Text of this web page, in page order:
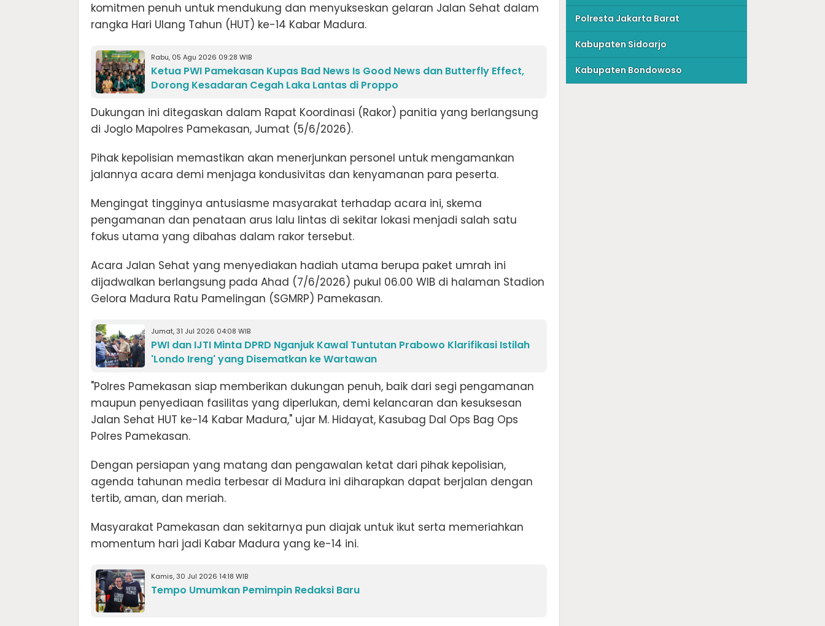
komitmen penuh untuk mendukung dan menyukseskan gelaran Jalan Sehat dalam
rangka Hari Ulang Tahun (HUT) ke-14 Kabar Madura.
Rabu, 05 Agu 2026 09:28 WIB
Ketua PWI Pamekasan Kupas Bad News Is Good News dan Butterfly Effect,
Dorong Kesadaran Cegah Laka Lantas di Proppo
Dukungan ini ditegaskan dalam Rapat Koordinasi (Rakor) panitia yang berlangsung
di Joglo Mapolres Pamekasan, Jumat (5/6/2026).
Pihak kepolisian memastikan akan menerjunkan personel untuk mengamankan
jalannya acara demi menjaga kondusivitas dan kenyamanan para peserta.
Mengingat tingginya antusiasme masyarakat terhadap acara ini, skema
pengamanan dan penataan arus lalu lintas di sekitar lokasi menjadi salah satu
fokus utama yang dibahas dalam rakor tersebut.
Acara Jalan Sehat yang menyediakan hadiah utama berupa paket umrah ini
dijadwalkan berlangsung pada Ahad (7/6/2026) pukul 06.00 WIB di halaman Stadion
Gelora Madura Ratu Pamelingan (SGMRP) Pamekasan.
Jumat, 31 Jul 2026 04:08 WIB
PWI dan IJTI Minta DPRD Nganjuk Kawal Tuntutan Prabowo Klarifikasi Istilah
'Londo Ireng' yang Disematkan ke Wartawan
"Polres Pamekasan siap memberikan dukungan penuh, baik dari segi pengamanan
maupun penyediaan fasilitas yang diperlukan, demi kelancaran dan kesuksesan
Jalan Sehat HUT ke-14 Kabar Madura," ujar M. Hidayat, Kasubag Dal Ops Bag Ops
Polres Pamekasan.
Dengan persiapan yang matang dan pengawalan ketat dari pihak kepolisian,
agenda tahunan media terbesar di Madura ini diharapkan dapat berjalan dengan
tertib, aman, dan meriah.
Masyarakat Pamekasan dan sekitarnya pun diajak untuk ikut serta memeriahkan
momentum hari jadi Kabar Madura yang ke-14 ini.
Kamis, 30 Jul 2026 14:18 WIB
Tempo Umumkan Pemimpin Redaksi Baru
Polresta Jakarta Barat
Kabupaten Sidoarjo
Kabupaten Bondowoso